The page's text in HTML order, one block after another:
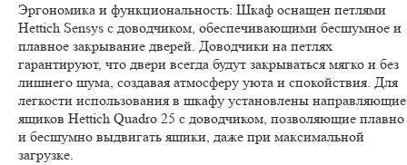
Эргономика и функциональность: Шкаф оснащен петлями
Hettich Sensys с доводчиком, обеспечивающими бесшумное и
плавное закрывание дверей. Доводчики на петлях
гарантируют, что двери всегда будут закрываться мягко и без
лишнего шума, создавая атмосферу уюта и спокойствия. Для
легкости использования в шкафу установлены направляющие
ящиков Hettich Quadro 25 с доводчиком, позволяющие плавно
и бесшумно выдвигать ящики, даже при максимальной
загрузке.